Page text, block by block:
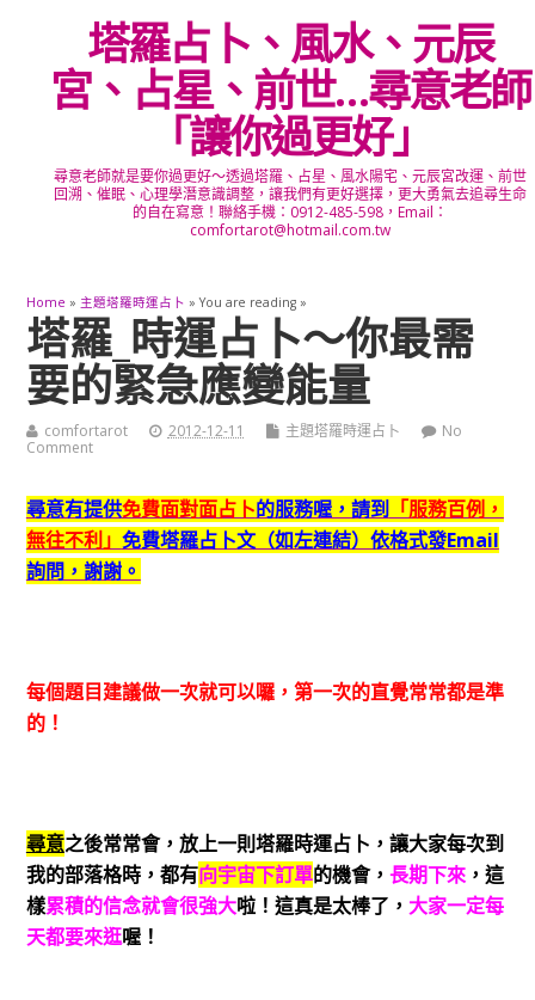
塔羅占卜、風水、元辰
宮、占星、前世…尋意老師
「讓你過更好」
尋意老師就是要你過更好～透過塔羅、占星、風水陽宅、元辰宮改運、前世
回溯、催眠、心理學潛意識調整，讓我們有更好選擇，更大勇氣去追尋生命
的自在寫意！聯絡手機：0912-485-598，Email：
comfortarot@hotmail.com.tw
Home » 主題塔羅時運占卜 » You are reading »
塔羅_時運占卜～你最需
要的緊急應變能量
comfortarot 2012-12-11 主題塔羅時運占卜
No
Comment
尋意有提供免費面對面占卜的服務喔，請到 「服務百例，
無往不利」 免費塔羅占卜文（如左連結）依格式發Email
詢問，謝謝。
每個題目建議做一次就可以囉，第一次的直覺常常都是準
的！
尋意之後常常會，放上一則塔羅時運占卜，讓大家每次到
我的部落格時，都有向宇宙下訂單的機會， 長期下來，這
樣累積的信念就會很強大啦！這真是太棒了， 大家一定每
天都要來逛喔！